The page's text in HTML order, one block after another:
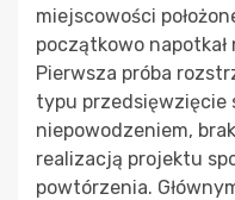
miejscowości
początkowo
Pierwsza próba
typu przedsięwzięcie
niepowodzeniem,
realizacją projektu
powtórzenia.